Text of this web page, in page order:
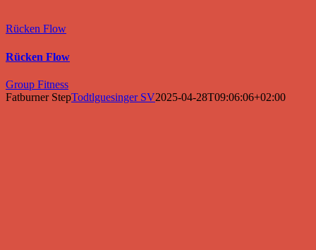
Rücken Flow
Rücken Flow
Group Fitness
Fatburner StepTodtlguesinger SV2025-04-28T09:06:06+02:00